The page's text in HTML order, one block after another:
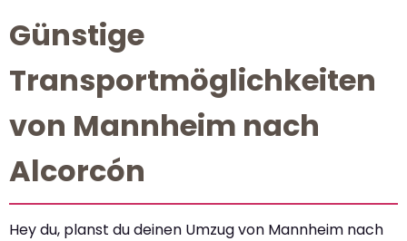
Günstige
Transportmöglichkeiten
von Mannheim nach
Alcorcón
Hey du, planst du deinen Umzug von Mannheim nach